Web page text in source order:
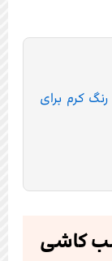
کرم برای
کاشی